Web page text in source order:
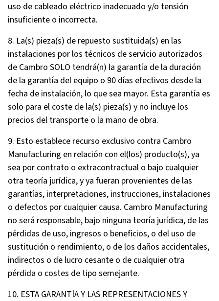
uso de cableado eléctrico inadecuado y/o tensión
insuficiente o incorrecta.
8. La(s) pieza(s) de repuesto sustituida(s) en las
instalaciones por los técnicos de servicio autorizados
de Cambro SOLO tendrá(n) la garantía de la duración
de la garantía del equipo o 90 días efectivos desde la
fecha de instalación, lo que sea mayor. Esta garantía es
solo para el coste de la(s) pieza(s) y no incluye los
precios del transporte o la mano de obra.
9. Esto establece recurso exclusivo contra Cambro
Manufacturing en relación con el(los) producto(s), ya
sea por contrato o extracontractual o bajo cualquier
otra teoría jurídica, y ya fueran provenientes de las
garantías, interpretaciones, instrucciones, instalaciones
o defectos por cualquier causa. Cambro Manufacturing
no será responsable, bajo ninguna teoría jurídica, de las
pérdidas de uso, ingresos o beneficios, o del uso de
sustitución o rendimiento, o de los daños accidentales,
indirectos o de lucro cesante o de cualquier otra
pérdida o costes de tipo semejante.
10. ESTA GARANTÍA Y LAS REPRESENTACIONES Y